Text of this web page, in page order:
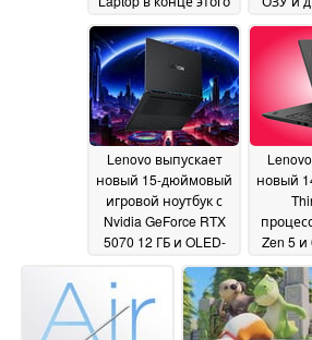
20 May 2026
Lenovo выпускает
новый 15-дюймовый
игровой ноутбук с
Nvidia GeForce RTX
5070 12 ГБ и OLED-
разрешением 1 100
нит20 May 2026
новый
Zen 5